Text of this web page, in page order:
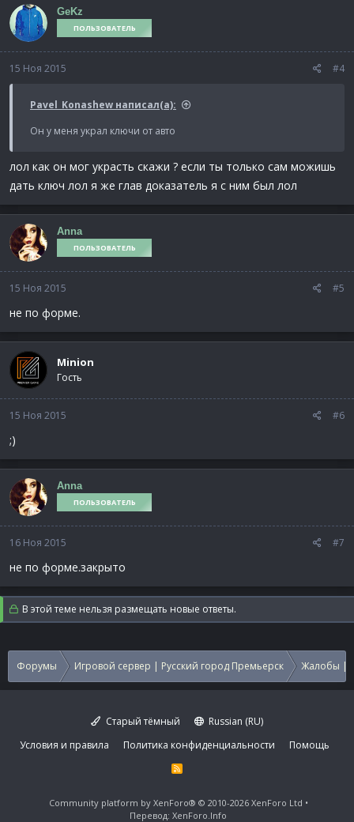
GeKz
ПОЛЬЗОВАТЕЛЬ
15 Ноя 2015 #4
Pavel_Konashew написал(а):
Он у меня украл ключи от авто
лол как он мог украсть скажи ? если ты только сам можишь
дать ключ лол я же глав доказатель я с ним был лол
Anna
ПОЛЬЗОВАТЕЛЬ
15 Ноя 2015 #5
не по форме.
Minion
Гость
15 Ноя 2015 #6
;)
Anna
ПОЛЬЗОВАТЕЛЬ
16 Ноя 2015 #7
не по форме.закрыто
В этой теме нельзя размещать новые ответы.
Форумы Игровой сервер | Русский город Премьерск Жалобы |
Старый тёмный
Russian (RU)
Условия и правила
Политика конфиденциальности Помощь
R
Community platform by XenForo® © 2010-2026 XenForo Ltd
Перевод: XenForo.Info